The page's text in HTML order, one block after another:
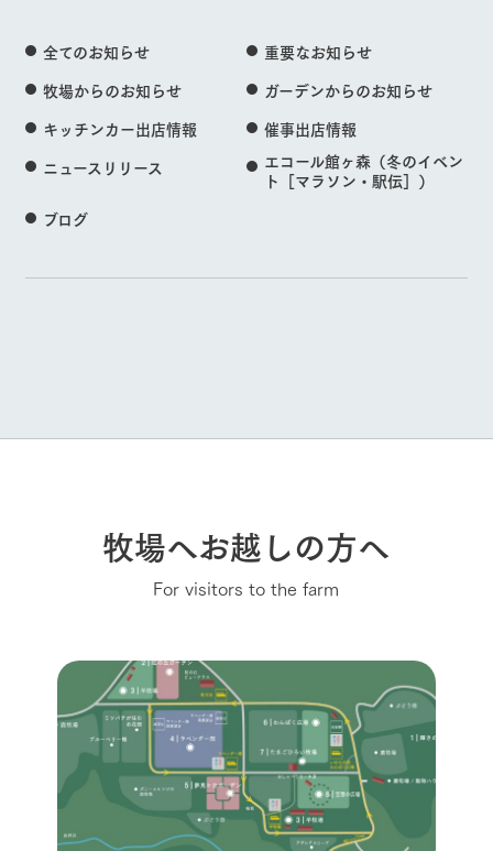
全てのお知らせ
重要なお知らせ
牧場からのお知らせ
ガーデンからのお知らせ
キッチンカー出店情報
催事出店情報
ニュースリリース
エコール館ヶ森（冬のイベン
ト［マラソン・駅伝］）
ブログ
牧場へお越しの方へ
For visitors to the farm